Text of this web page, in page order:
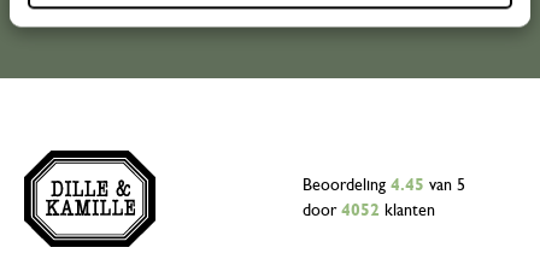
Beoordeling 4.45 van 5
door 4052 klanten